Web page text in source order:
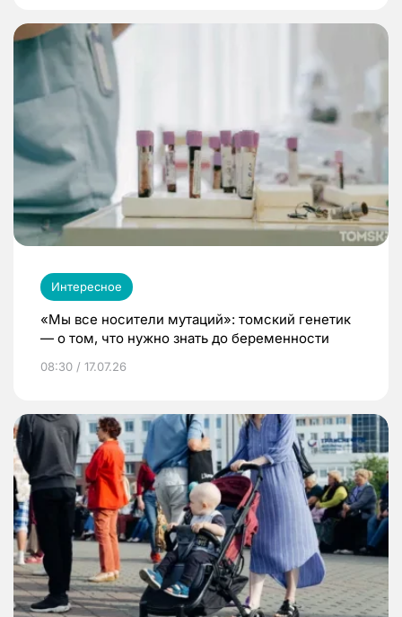
Интересное
«Мы все носители мутаций»: томский генетик
— о том, что нужно знать до беременности
08:30 / 17.07.26